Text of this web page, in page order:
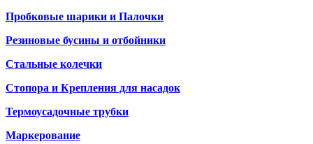
Пробковые шарики и Палочки
Резиновые бусины и отбойники
Стальные колечки
Стопора и Крепления для насадок
Термоусадочные трубки
Маркерование